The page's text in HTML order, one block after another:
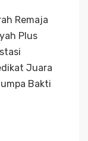
Remaja
Plus
Juara
Bakti